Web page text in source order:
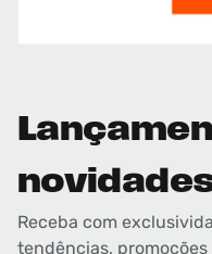
Receba com
tendências,